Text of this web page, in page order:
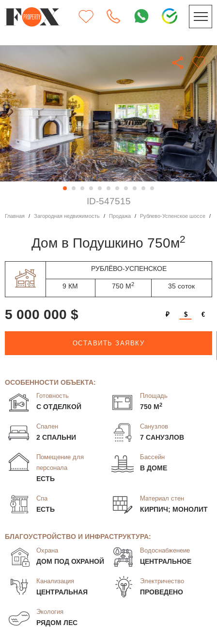
ID-547515
Главная Загородная недвижимость Продажа Рублево-Успенское шоссе
дом в Подушкино 750м2
РУБЛЁВО-УСПЕНСКОЕ
9 КМ 750 М2 35 соток
5 000 000 $ ₽ $ €
ОСТАВИТЬ ЗАЯВКУ
ОСОБЕННОСТИ ОБЪЕКТА:
Готовность
С ОТДЕЛКОЙ
Площадь
750 М2
Спален
2 СПАЛЬНИ
Санузлов
7 САНУЗЛОВ
Помещение для
персонала
ЕСТЬ
Бассейн
В ДОМЕ
Спа
ЕСТЬ
Материал стен
КИРПИЧ; МОНОЛИТ
БЛАГОУСТРОЙСТВО И ИНФРАСТРУКТУРА:
Охрана
ДОМ ПОД ОХРАНОЙ
Водоснабженеие
ЦЕНТРАЛЬНОЕ
Канализация
ЦЕНТРАЛЬНАЯ
Электричество
ПРОВЕДЕНО
Экология
РЯДОМ ЛЕС